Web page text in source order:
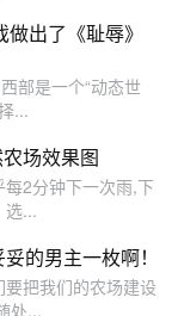
出了《耻辱》
部是一个“动态世
...
场效果图
2分钟下一次雨,下
选...
的男主一枚啊！
要把我们的农场建设
处...